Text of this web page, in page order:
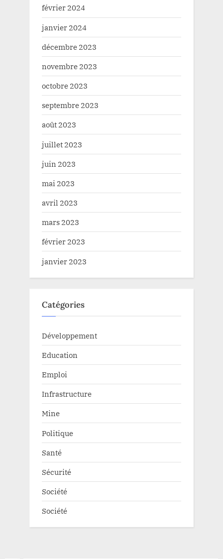
février 2024
janvier 2024
décembre 2023
novembre 2023
octobre 2023
septembre 2023
août 2023
juillet 2023
juin 2023
mai 2023
avril 2023
mars 2023
février 2023
janvier 2023
Catégories
Développement
Education
Emploi
Infrastructure
Mine
Politique
Santé
Sécurité
Société
Société